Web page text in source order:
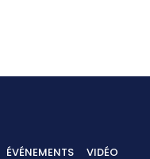
ÉVÉNEMENTS
VIDÉO